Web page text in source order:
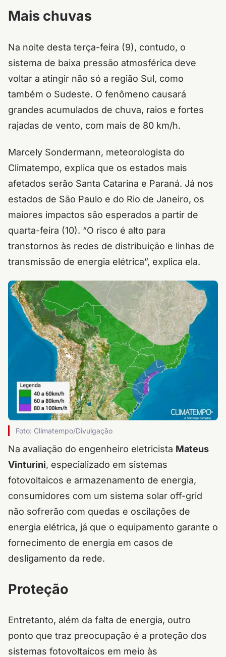
Mais chuvas
Na noite desta terça-feira (9), contudo, o
sistema de baixa pressão atmosférica deve
voltar a atingir não só a região Sul, como
também o Sudeste. O fenômeno causará
grandes acumulados de chuva, raios e fortes
rajadas de vento, com mais de 80 km/h.
Marcely Sondermann, meteorologista do
Climatempo, explica que os estados mais
afetados serão Santa Catarina e Paraná. Já nos
estados de São Paulo e do Rio de Janeiro, os
maiores impactos são esperados a partir de
quarta-feira (10). “O risco é alto para
transtornos às redes de distribuição e linhas de
transmissão de energia elétrica”, explica ela.
Foto: Climatempo/Divulgação
Na avaliação do engenheiro eletricista Mateus
Vinturini, especializado em sistemas
fotovoltaicos e armazenamento de energia,
consumidores com um sistema solar off-grid
não sofrerão com quedas e oscilações de
energia elétrica, já que o equipamento garante o
fornecimento de energia em casos de
desligamento da rede.
Proteção
Entretanto, além da falta de energia, outro
ponto que traz preocupação é a proteção dos
sistemas fotovoltaicos em meio às